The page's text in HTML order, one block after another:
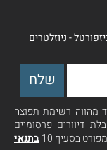
- ניוזלטרים
מהווה רשימת תפוצה
דיוורים פרסומיים
בסעיף 10
בתנאי